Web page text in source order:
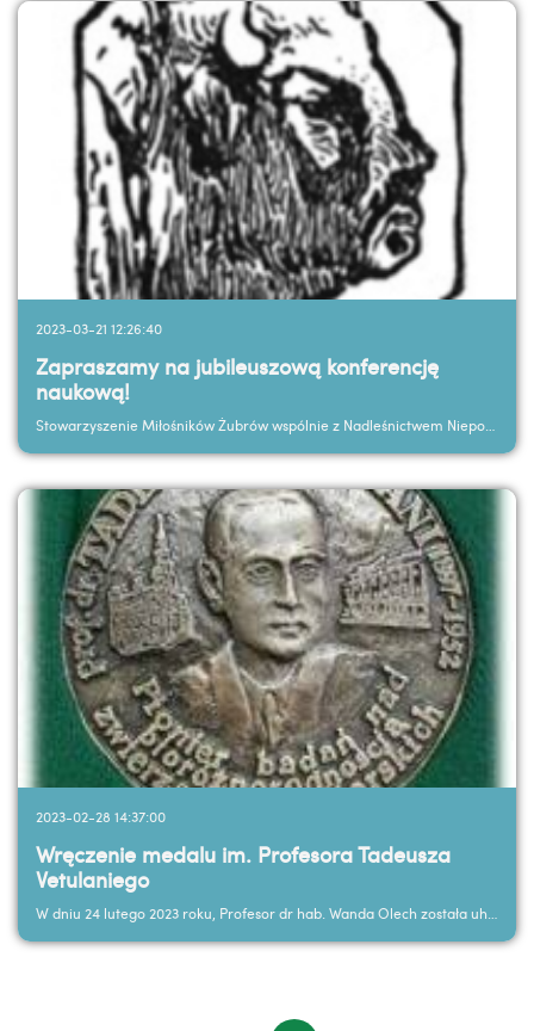
2023-03-21 12:26:40
Zapraszamy na jubileuszową konferencję
naukową!
2023-02-28 14:37:00
Wręczenie medalu im. Profesora Tadeusza
Vetulaniego